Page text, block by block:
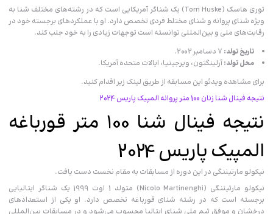
توری هاسک (Torri Huske) یک شناگر آمریکایی است که در رشته‌های مختلف شنا به
ویژه شنای پروانه و شنای مختلط فردی تخصص دارد. او با عملکردهای برجسته خود در
رقابت‌های ملی و بین‌المللی توانسته است توجهات زیادی را به خود جلب کند.
تاریخ تولد:
محل تولد:آرلینگتون، ویرجینیا، ایالات متحده آمریکا.
برای مشاهده ویدئو این مسابقه از طریق لینک زیر اقدام کنید.
نتیجه فینال شنا زنان 100 متر پروانه المپیک پاریس 2024
نتیجه فینال شنا 100 متر قورباغه
المپیک پاریس 2024
نیکولو مارتیننگی در این دوره از مسابقات به مقام نخست دست یافت.
نیکولو مارتیننگی (Nicolo Martinenghi) متولد 1 اوت 1999 یک شناگر ایتالیایی
برجسته است که در رشته شنای قورباغه تخصص دارد. او یکی از استعدادهای